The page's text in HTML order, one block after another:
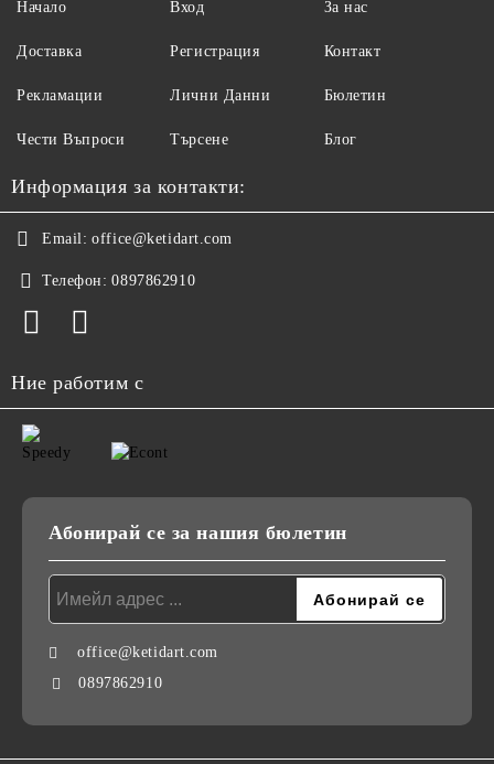
Начало
Доставка
Рекламации
Чести Въпроси
Вход
Регистрация
Лични Данни
Търсене
За нас
Контакт
Бюлетин
Блог
Информация за контакти:
Email: office@ketidart.com
Телефон: 0897862910
Ние работим с
Абонирай се за нашия бюлетин
office@ketidart.com
0897862910